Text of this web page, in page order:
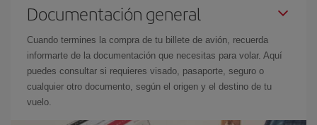
Documentación general
Cuando termines la compra de tu billete de avión, recuerda
informarte de la documentación que necesitas para volar. Aquí
puedes consultar si requieres visado, pasaporte, seguro o
cualquier otro documento, según el origen y el destino de tu
vuelo.